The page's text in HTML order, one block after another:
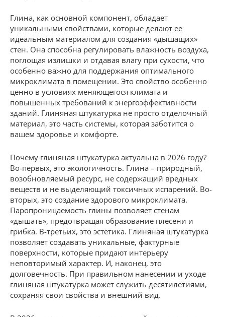
Глина, как основной компонент, обладает
уникальными свойствами, которые делают ее
идеальным материалом для создания «дышащих»
стен. Она способна регулировать влажность воздуха,
поглощая излишки и отдавая влагу при сухости, что
особенно важно для поддержания оптимального
микроклимата в помещении. Это свойство особенно
ценно в условиях меняющегося климата и
повышенных требований к энергоэффективности
зданий. Глиняная штукатурка не просто отделочный
материал, это часть системы, которая заботится о
вашем здоровье и комфорте.
Почему глиняная штукатурка актуальна в 2026 году?
Во-первых, это экологичность. Глина – природный,
возобновляемый ресурс, не содержащий вредных
веществ и не выделяющий токсичных испарений. Во-
вторых, это создание здорового микроклимата.
Паропроницаемость глины позволяет стенам
«дышать», предотвращая образование плесени и
грибка. В-третьих, это эстетика. Глиняная штукатурка
позволяет создавать уникальные, фактурные
поверхности, которые придают интерьеру
неповторимый характер. И, наконец, это
долговечность. При правильном нанесении и уходе
глиняная штукатурка может служить десятилетиями,
сохраняя свои свойства и внешний вид.